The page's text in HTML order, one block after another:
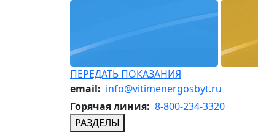
ПЕРЕДАТЬ ПОКАЗАНИЯ
email: info@vitimenergosbyt.ru
Горячая линия: 8-800-234-3320
РАЗДЕЛЫ